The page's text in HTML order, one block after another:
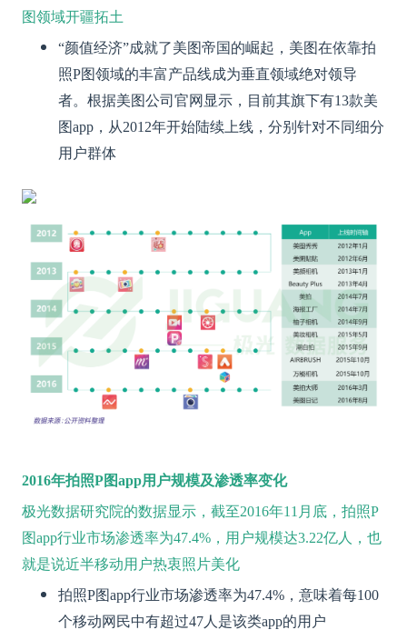
图领域开疆拓土
“颜值经济”成就了美图帝国的崛起，美图在依靠拍
照P图领域的丰富产品线成为垂直领域绝对领导
者。根据美图公司官网显示，目前其旗下有13款美
图app，从2012年开始陆续上线，分别针对不同细分
用户群体
2016年拍照P图app用户规模及渗透率变化
极光数据研究院的数据显示，截至2016年11月底，拍照P
图app行业市场渗透率为47.4%，用户规模达3.22亿人，也
就是说近半移动用户热衷照片美化
拍照P图app行业市场渗透率为47.4%，意味着每100
个移动网民中有超过47人是该类app的用户